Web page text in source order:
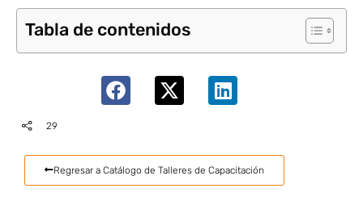
Tabla de contenidos
29
Regresar a Catálogo de Talleres de Capacitación